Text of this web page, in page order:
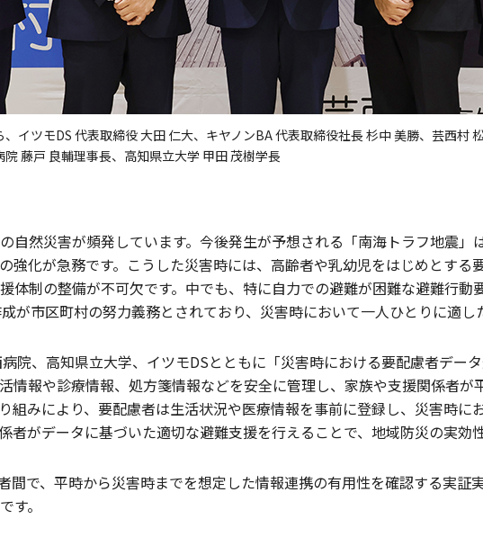
、イツモDS 代表取締役 大田 仁大、キヤノンBA 代表取締役社長 杉中 美勝、芸西村 松
院 藤戸 良輔理事長、高知県立大学 甲田 茂樹学長
自然災害が頻発しています。今後発生が予想される「南海トラフ地震
強化が急務です。こうした災害時には、高齢者や乳幼児をはじめとす
体制の整備が不可欠です。中でも、特に自力での避難が困難な避難行
が市区町村の努力義務とされており、災害時において一人ひとりに適し
院、高知県立大学、イツモDSとともに「災害時における要配慮者デー
情報や診療情報、処方箋情報などを安全に管理し、家族や支援関係者
組みにより、要配慮者は生活状況や医療情報を事前に登録し、災害時に
者がデータに基づいた適切な避難支援を行えることで、地域防災の実効
間で、平時から災害時までを想定した情報連携の有用性を確認する実証
す。